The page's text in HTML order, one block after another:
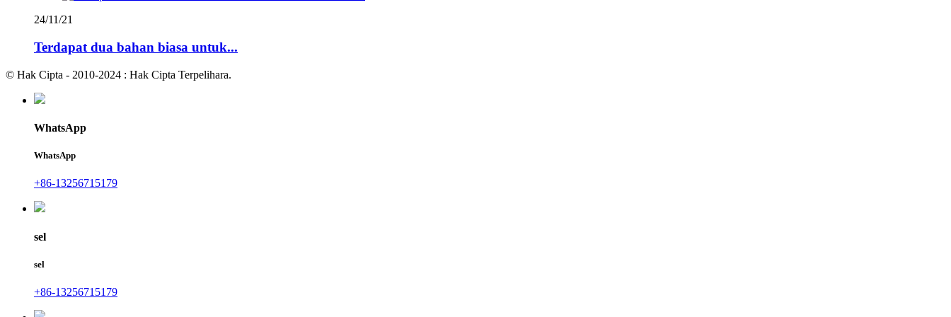
24/11/21
Terdapat dua bahan biasa untuk...
© Hak Cipta - 2010-2024 : Hak Cipta Terpelihara.
WhatsApp
WhatsApp
+86-13256715179
sel
sel
+86-13256715179